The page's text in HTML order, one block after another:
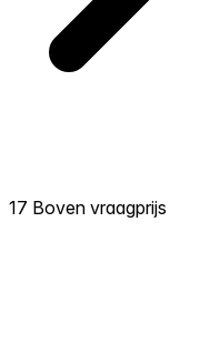
17 Boven vraagprijs